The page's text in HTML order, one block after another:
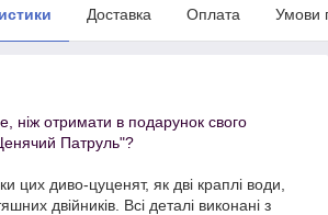
Доставка Оплата Умови
ніж отримати в подарунок свого
Патруль"?
цих диво-цуценят, як дві краплі води,
двійників. Всі деталі виконані з